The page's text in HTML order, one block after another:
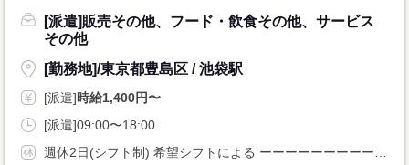
[派遣]販売その他、フード・飲食その他、サービス
その他
[勤務地]/東京都豊島区 / 池袋駅
[派遣]時給1,400円〜
[派遣]09:00〜18:00